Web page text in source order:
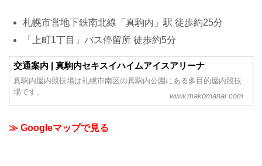
札幌市営地下鉄南北線「真駒内」駅 徒歩約25分
「上町1丁目」バス停留所 徒歩約5分
交通案内 | 真駒内セキスイハイムアイスアリーナ
真駒内屋内競技場は札幌市南区の真駒内公園にある多目的屋内競技
場です。
www.makomanai.com
≫ Googleマップで見る